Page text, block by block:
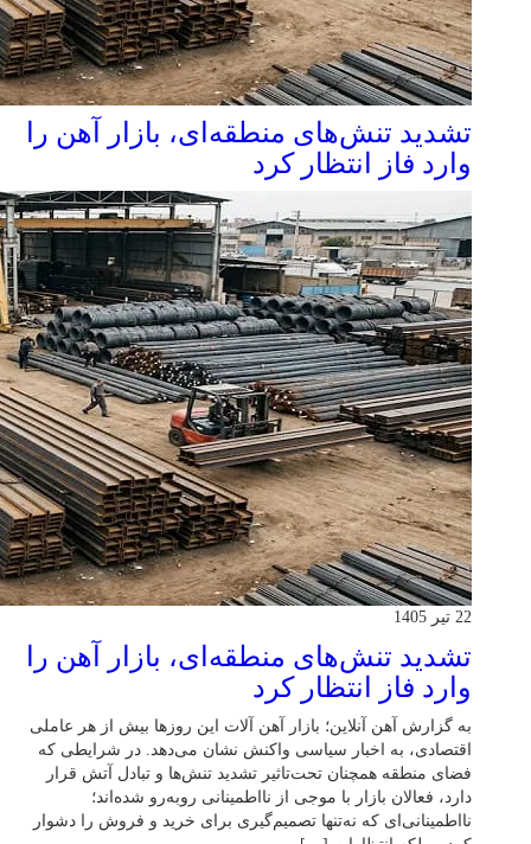
تشدید تنش‌های منطقه‌ای، بازار آهن را
وارد فاز انتظار کرد
22 تیر 1405
تشدید تنش‌های منطقه‌ای، بازار آهن را
وارد فاز انتظار کرد
به گزارش آهن آنلاین؛ بازار آهن آلات این روزها بیش از هر عاملی
اقتصادی، به اخبار سیاسی واکنش نشان می‌دهد. در شرایطی که
فضای منطقه همچنان تحت‌تاثیر تشدید تنش‌ها و تبادل آتش قرار
دارد، فعالان بازار با موجی از نااطمینانی روبه‌رو شده‌اند؛
نااطمینانی‌ای که نه‌تنها تصمیم‌گیری برای خرید و فروش را دشوار